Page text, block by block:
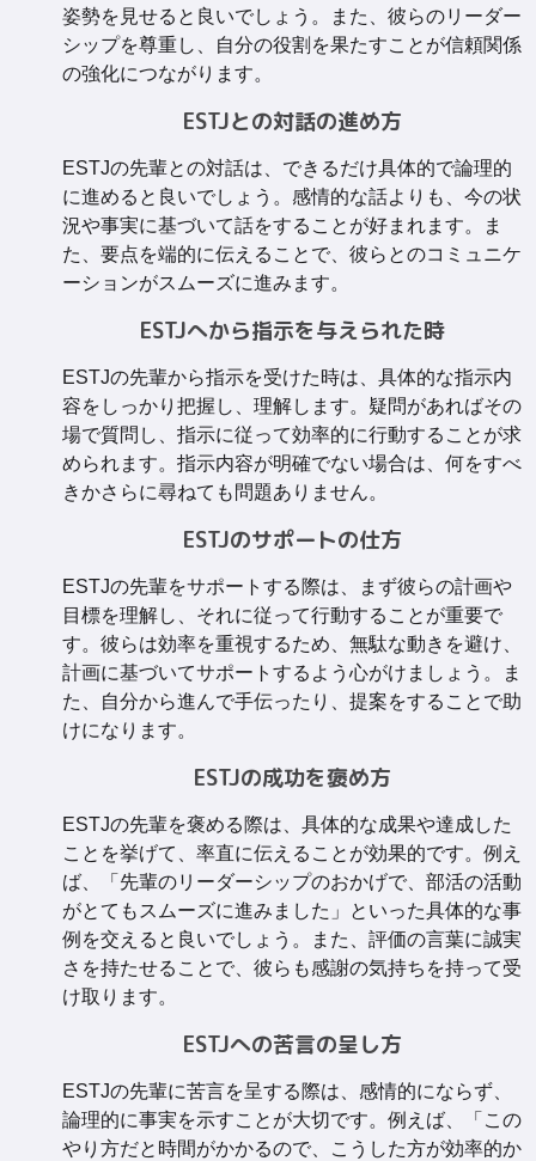
姿勢を見せると良いでしょう。また、彼らのリーダー
シップを尊重し、自分の役割を果たすことが信頼関係
の強化につながります。
ESTJとの対話の進め方
ESTJの先輩との対話は、できるだけ具体的で論理的
に進めると良いでしょう。感情的な話よりも、今の状
況や事実に基づいて話をすることが好まれます。ま
た、要点を端的に伝えることで、彼らとのコミュニケ
ーションがスムーズに進みます。
ESTJへから指示を与えられた時
ESTJの先輩から指示を受けた時は、具体的な指示内
容をしっかり把握し、理解します。疑問があればその
場で質問し、指示に従って効率的に行動することが求
められます。指示内容が明確でない場合は、何をすべ
きかさらに尋ねても問題ありません。
ESTJのサポートの仕方
ESTJの先輩をサポートする際は、まず彼らの計画や
目標を理解し、それに従って行動することが重要で
す。彼らは効率を重視するため、無駄な動きを避け、
計画に基づいてサポートするよう心がけましょう。ま
た、自分から進んで手伝ったり、提案をすることで助
けになります。
ESTJの成功を褒め方
ESTJの先輩を褒める際は、具体的な成果や達成した
ことを挙げて、率直に伝えることが効果的です。例え
ば、「先輩のリーダーシップのおかげで、部活の活動
がとてもスムーズに進みました」といった具体的な事
例を交えると良いでしょう。また、評価の言葉に誠実
さを持たせることで、彼らも感謝の気持ちを持って受
け取ります。
ESTJへの苦言の呈し方
ESTJの先輩に苦言を呈する際は、感情的にならず、
論理的に事実を示すことが大切です。例えば、「この
やり方だと時間がかかるので、こうした方が効率的か